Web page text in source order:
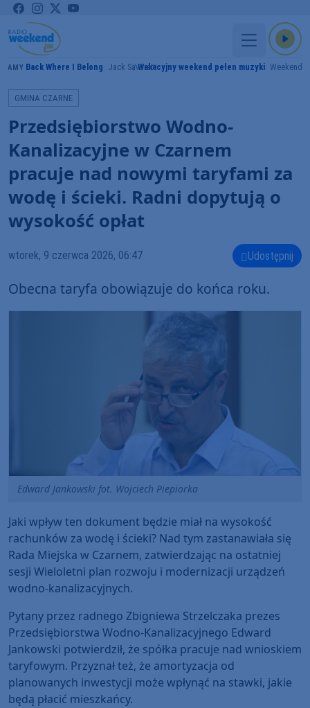
Back Where I Belong Jack SavorettiWakacyjny weekend pełen muzyki Weekend
GMINA CZARNE
Przedsiębiorstwo Wodno-
Kanalizacyjne w Czarnem
pracuje nad nowymi taryfami za
wodę i ścieki. Radni dopytują o
wysokość opłat
wtorek, 9 czerwca 2026, 06:47 Udostępnij
Obecna taryfa obowiązuje do końca roku.
Edward Jankowski fot. Wojciech Piepiorka
Jaki wpływ ten dokument będzie miał na wysokość
rachunków za wodę i ścieki? Nad tym zastanawiała się
Rada Miejska w Czarnem, zatwierdzając na ostatniej
sesji Wieloletni plan rozwoju i modernizacji urządzeń
wodno-kanalizacyjnych.
Pytany przez radnego Zbigniewa Strzelczaka prezes
Przedsiębiorstwa Wodno-Kanalizacyjnego Edward
Jankowski potwierdził, że spółka pracuje nad wnioskiem
taryfowym. Przyznał też, że amortyzacja od
planowanych inwestycji może wpłynąć na stawki, jakie
będą płacić mieszkańcy.